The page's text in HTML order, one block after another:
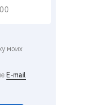
моих
E-mail